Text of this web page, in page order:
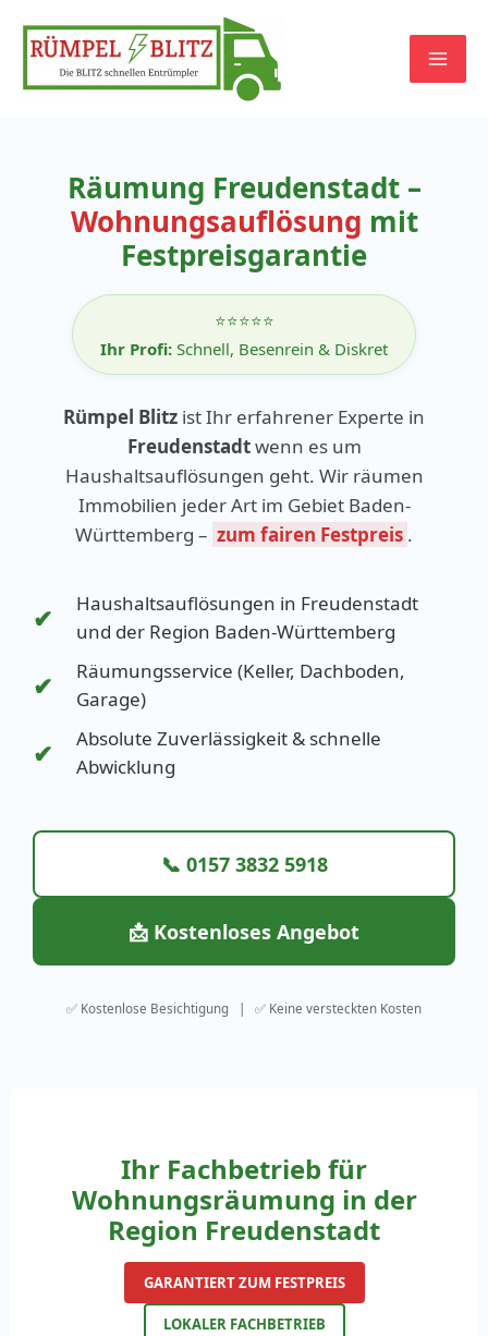
Inhalt
springen
Räumung Freudenstadt –
Wohnungsauflösung mit
Festpreisgarantie
⭐⭐⭐⭐⭐
Ihr Profi: Schnell, Besenrein & Diskret
Rümpel Blitz ist Ihr erfahrener Experte in
Freudenstadtwenn es um
Haushaltsauflösungen geht. Wir räumen
Immobilien jeder Art im Gebiet Baden-
Württemberg – zum fairen Festpreis .
✔
Haushaltsauflösungen in Freudenstadt
und der Region Baden-Württemberg
✔
Räumungsservice (Keller, Dachboden,
Garage)
✔
Absolute Zuverlässigkeit & schnelle
Abwicklung
📞 0157 3832 5918
📩 Kostenloses Angebot
✅ Kostenlose Besichtigung | ✅ Keine versteckten Kosten
Ihr Fachbetrieb für
Wohnungsräumung in der
Region Freudenstadt
GARANTIERT ZUM FESTPREIS
LOKALER FACHBETRIEB